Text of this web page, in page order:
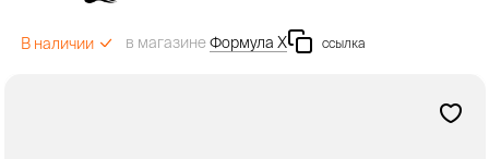
В наличии в магазинеФормула Х ссылка